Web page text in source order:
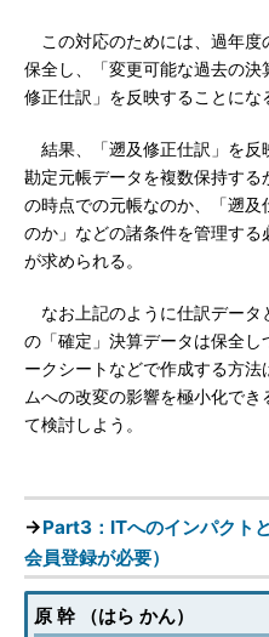
この対応のためには、過年度
保全し、「変更可能な過去の
修正仕訳」を反映することにな
結果、「遡及修正仕訳」を反
勘定元帳データを複数保持す
の時点での元帳なのか、「遡
のか」などの諸条件を管理す
が求められる。
なお上記のように仕訳データ
の「確定」決算データは保全
ークシートなどで作成する方
ムへの改変の影響を極小化で
て検討しよう。
→Part3：ITへのインパクト
会員登録が必要）
原 幹 （はら かん）